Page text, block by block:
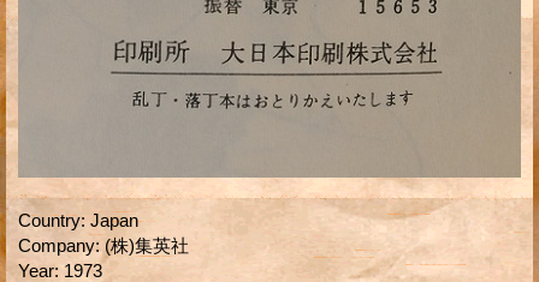
Country: Japan
Company: (株)集英社
Year: 1973